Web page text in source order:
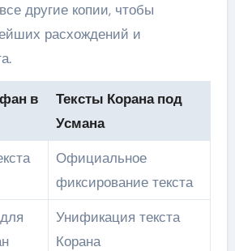
другие копии, чтобы
расхождений и
в
Тексты Корана под
Усмана
Официальное
фиксирование текста
Унификация текста
Корана